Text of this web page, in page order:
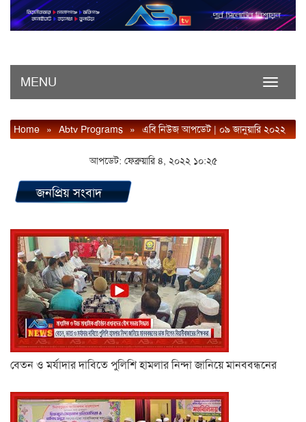
Toggle
MENU
Home » Abtv Programs » এবি নিউজ আপডেট | ০৯ জানুয়ারি ২০২২
আপডেট: ফেব্রুয়ারি ৪, ২০২২ ১০:২৫
জনপ্রিয় সংবাদ
বেতন ও মর্যাদার দাবিতে পুলিশি হামলার নিন্দা জানিয়ে মানববন্ধনের